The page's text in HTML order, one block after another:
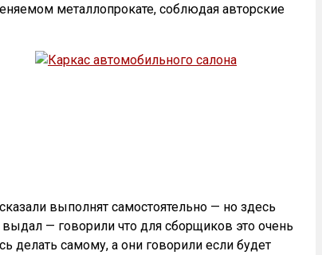
металлопрокате, соблюдая авторские
выполнят самостоятельно — но здесь
— говорили что для сборщиков это очень
делать самому, а они говорили если будет